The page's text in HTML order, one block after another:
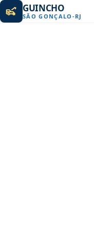
GUINCHO
SÃO GONÇALO -RJ